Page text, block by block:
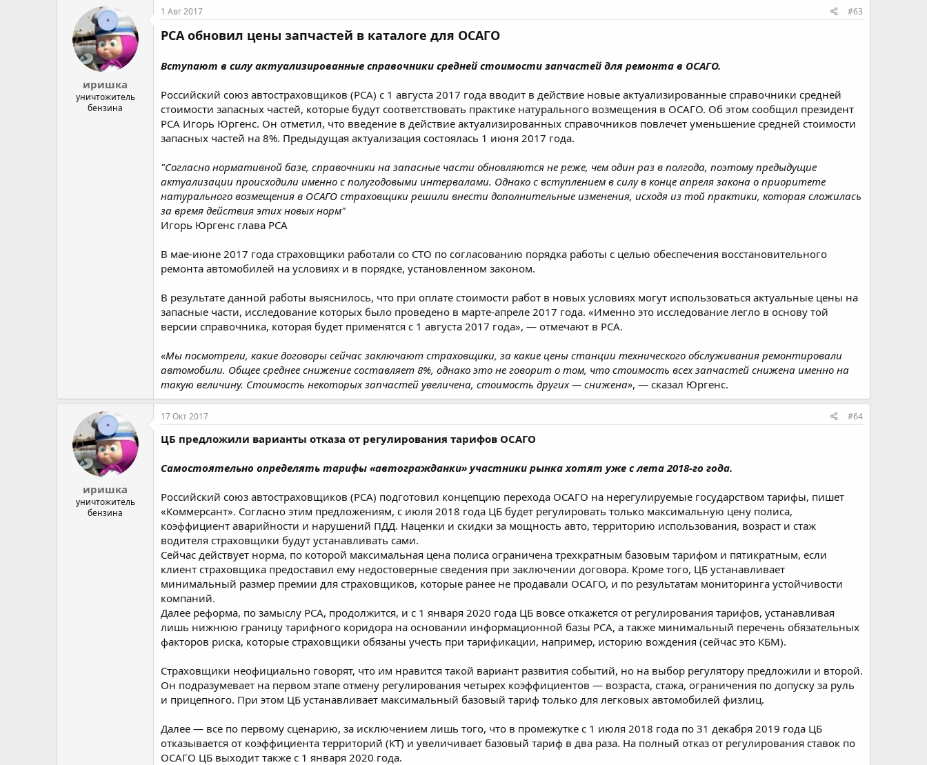
иришка
уничтожитель
бензина
1 Авг 2017 #63
РСА обновил цены запчастей в каталоге для ОСАГО
Вступают в силу актуализированные справочники средней стоимости запчастей для ремонта в ОСАГО.
Российский союз автостраховщиков (РСА) с 1 августа 2017 года вводит в действие новые актуализированные справочники средней
стоимости запасных частей, которые будут соответствовать практике натурального возмещения в ОСАГО. Об этом сообщил президент
РСА Игорь Юргенс. Он отметил, что введение в действие актуализированных справочников повлечет уменьшение средней стоимости
запасных частей на 8%. Предыдущая актуализация состоялась 1 июня 2017 года.
"Согласно нормативной базе, справочники на запасные части обновляются не реже, чем один раз в полгода, поэтому предыдущие
актуализации происходили именно с полугодовыми интервалами. Однако с вступлением в силу в конце апреля закона о приоритете
натурального возмещения в ОСАГО страховщики решили внести дополнительные изменения, исходя из той практики, которая сложилась
за время действия этих новых норм"
Игорь Юргенс глава РСА
В мае-июне 2017 года страховщики работали со СТО по согласованию порядка работы с целью обеспечения восстановительного
ремонта автомобилей на условиях и в порядке, установленном законом.
В результате данной работы выяснилось, что при оплате стоимости работ в новых условиях могут использоваться актуальные цены на
запасные части, исследование которых было проведено в марте-апреле 2017 года. «Именно это исследование легло в основу той
версии справочника, которая будет применятся с 1 августа 2017 года», — отмечают в РСА.
«Мы посмотрели, какие договоры сейчас заключают страховщики, за какие цены станции технического обслуживания ремонтировали
автомобили. Общее среднее снижение составляет 8%, однако это не говорит о том, что стоимость всех запчастей снижена именно на
такую величину. Стоимость некоторых запчастей увеличена, стоимость других — снижена», — сказал Юргенс.
иришка
уничтожитель
бензина
17 Окт 2017 #64
ЦБ предложили варианты отказа от регулирования тарифов ОСАГО
Самостоятельно определять тарифы «автогражданки» участники рынка хотят уже с лета 2018-го года.
Российский союз автостраховщиков (РСА) подготовил концепцию перехода ОСАГО на нерегулируемые государством тарифы, пишет
«Коммерсант». Согласно этим предложениям, с июля 2018 года ЦБ будет регулировать только максимальную цену полиса,
коэффициент аварийности и нарушений ПДД. Наценки и скидки за мощность авто, территорию использования, возраст и стаж
водителя страховщики будут устанавливать сами.
Сейчас действует норма, по которой максимальная цена полиса ограничена трехкратным базовым тарифом и пятикратным, если
клиент страховщика предоставил ему недостоверные сведения при заключении договора. Кроме того, ЦБ устанавливает
минимальный размер премии для страховщиков, которые ранее не продавали ОСАГО, и по результатам мониторинга устойчивости
компаний.
Далее реформа, по замыслу РСА, продолжится, и с 1 января 2020 года ЦБ вовсе откажется от регулирования тарифов, устанавливая
лишь нижнюю границу тарифного коридора на основании информационной базы РСА, а также минимальный перечень обязательных
факторов риска, которые страховщики обязаны учесть при тарификации, например, историю вождения (сейчас это КБМ).
Страховщики неофициально говорят, что им нравится такой вариант развития событий, но на выбор регулятору предложили и второй.
Он подразумевает на первом этапе отмену регулирования четырех коэффициентов — возраста, стажа, ограничения по допуску за руль
и прицепного. При этом ЦБ устанавливает максимальный базовый тариф только для легковых автомобилей физлиц.
Далее — все по первому сценарию, за исключением лишь того, что в промежутке с 1 июля 2018 года по 31 декабря 2019 года ЦБ
отказывается от коэффициента территорий (КТ) и увеличивает базовый тариф в два раза. На полный отказ от регулирования ставок по
ОСАГО ЦБ выходит также с 1 января 2020 года.